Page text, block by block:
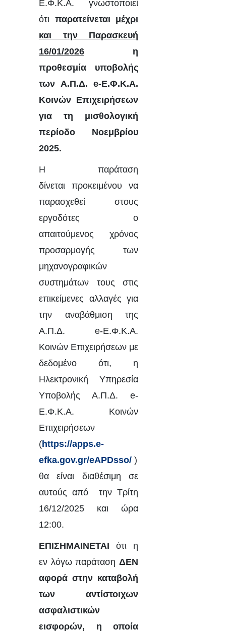
Ε.Φ.Κ.Α. γνωστοποιεί
ότι παρατείνεται μέχρι
και την Παρασκευή
16/01/2026
η
προθεσμία υποβολής
των Α.Π.Δ. e-Ε.Φ.Κ.Α.
Κοινών Επιχειρήσεων
για τη μισθολογική
περίοδο Νοεμβρίου
2025.
Η παράταση
δίνεται
προκειμένου να
παρασχεθεί στους
εργοδότες ο
απαιτούμενος χρόνος
προσαρμογής των
μηχανογραφικών
συστημάτων τους στις
επικείμενες αλλαγές για
την αναβάθμιση της
Α.Π.Δ. e-Ε.Φ.Κ.Α.
Κοινών Επιχειρήσεων με
δεδομένο ότι, η
Ηλεκτρονική Υπηρεσία
Υποβολής Α.Π.Δ. e-
Ε.Φ.Κ.Α. Κοινών
Επιχειρήσεων
(https://apps.e-
efka.gov.gr/eAPDsso/ )
θα είναι διαθέσιμη σε
αυτούς από την Τρίτη
16/12/2025 και ώρα
12:00.
ΕΠΙΣΗΜΑΙΝΕΤΑΙ ότι η
εν λόγω παράτασηΔΕΝ
αφορά στην καταβολή
των αντίστοιχων
ασφαλιστικών
εισφορών, η οποία